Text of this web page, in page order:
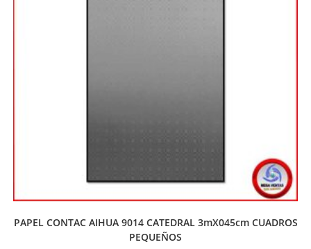
PAPEL CONTAC AIHUA 9014 CATEDRAL 3mX045cm CUADROS
PEQUEÑOS